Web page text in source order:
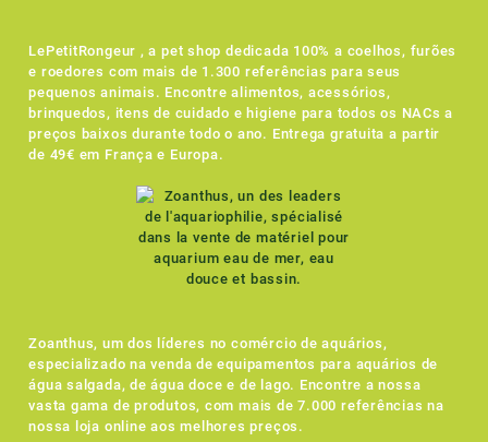
LePetitRongeur , a pet shop dedicada 100% a coelhos, furões
e roedores com mais de 1.300 referências para seus
pequenos animais. Encontre alimentos, acessórios,
brinquedos, itens de cuidado e higiene para todos os NACs a
preços baixos durante todo o ano. Entrega gratuita a partir
de 49€ em França e Europa.
Zoanthus, um dos líderes no comércio de aquários,
especializado na venda de equipamentos para aquários de
água salgada, de água doce e de lago. Encontre a nossa
vasta gama de produtos, com mais de 7.000 referências na
nossa loja online aos melhores preços.